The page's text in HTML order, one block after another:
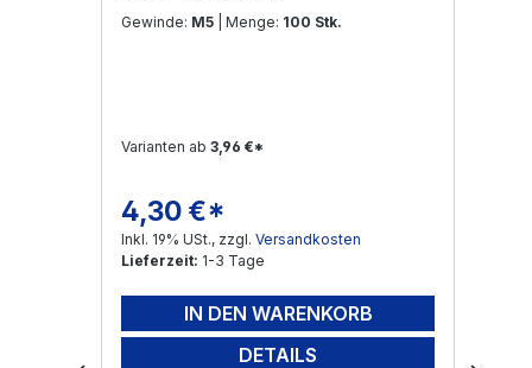
Gewinde: M5 | Menge: 100 Stk.
Varianten ab 3,96 €*
Regulärer Preis:
4,30 €*
Inkl. 19% USt., zzgl. Versandkosten
Lieferzeit: 1-3 Tage
IN DEN WARENKORB
DETAILS